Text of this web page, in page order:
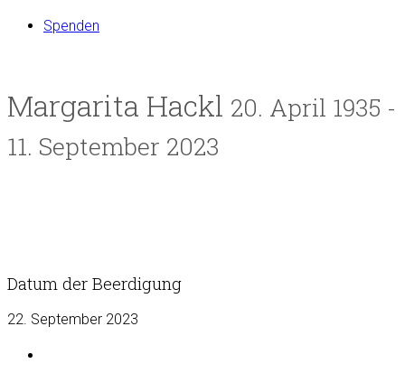
Spenden
Margarita Hackl 20. April 1935 -
11. September 2023
Datum der Beerdigung
22. September 2023